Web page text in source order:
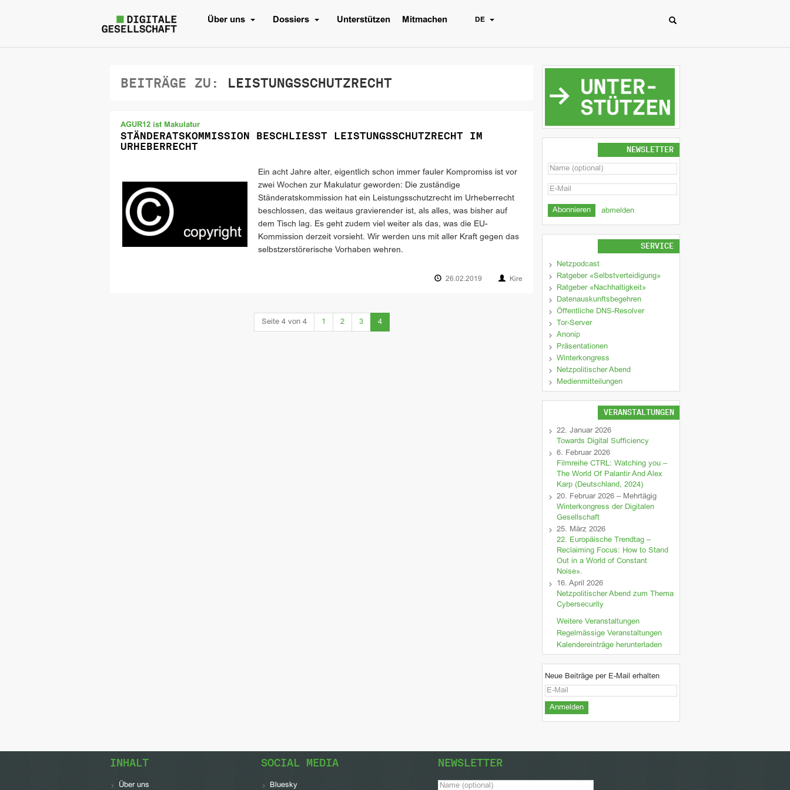
Über uns Dossiers Unterstützen Mitmachen DE
BEITRÄGE ZU: LEISTUNGSSCHUTZRECHT
AGUR12 ist Makulatur
STÄNDERATSKOMMISSION BESCHLIESST LEISTUNGSSCHUTZRECHT IM
URHEBERRECHT
Ein acht Jahre alter, eigentlich schon immer fauler Kompromiss ist vor
zwei Wochen zur Makulatur geworden: Die zuständige
Ständeratskommission hat ein Leistungsschutzrecht im Urheberrecht
beschlossen, das weitaus gravierender ist, als alles, was bisher auf
dem Tisch lag. Es geht zudem viel weiter als das, was die EU-
Kommission derzeit vorsieht. Wir werden uns mit aller Kraft gegen das
selbstzerstörerische Vorhaben wehren.
26.02.2019 Kire
Seite 4 von 4 1 2 3 4(current)
NEWSLETTER
abmelden
SERVICE
Netzpodcast
Ratgeber «Selbstverteidigung»
Ratgeber «Nachhaltigkeit»
Datenauskunftsbegehren
Öffentliche DNS-Resolver
Tor-Server
Anonip
Präsentationen
Winterkongress
Netzpolitischer Abend
Medienmitteilungen
VERANSTALTUNGEN
22. Januar 2026
Towards Digital Sufficiency
6. Februar 2026
Filmreihe CTRL: Watching you –
The World Of Palantir And Alex
Karp (Deutschland, 2024)
20. Februar 2026 – Mehrtägig
Winterkongress der Digitalen
Gesellschaft
25. März 2026
22. Europäische Trendtag –
Reclaiming Focus: How to Stand
Out in a World of Constant
Noise».
16. April 2026
Netzpolitischer Abend zum Thema
Cybersecurity
Weitere Veranstaltungen
Regelmässige Veranstaltungen
Kalendereinträge herunterladen
Neue Beiträge per E-Mail erhalten
INHALT
Über uns
SOCIAL MEDIA
Bluesky
NEWSLETTER